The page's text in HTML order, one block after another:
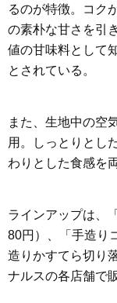
るのが特徴。コク
の素朴な甘さを引
値の甘味料として
とされている。
また、生地中の空
用。しっとりとし
わりとした食感を
ラインアップは、
80円）、「手造り
造りかすてら切り
ナルスの各店舗で